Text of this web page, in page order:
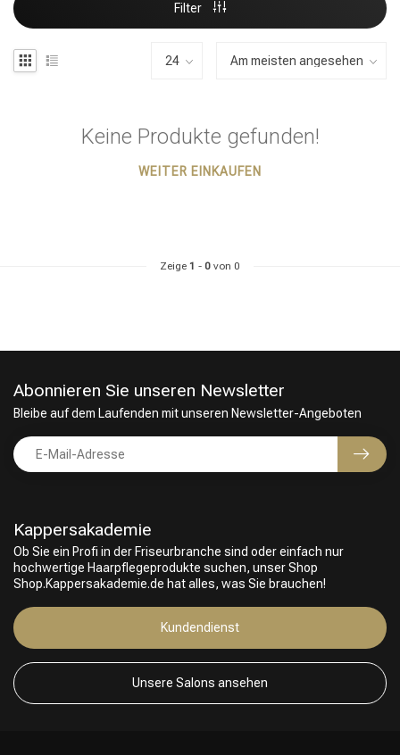
Filter
Keine Produkte gefunden!
WEITER EINKAUFEN
Zeige 1 - 0 von 0
Kappersakademie
Ob Sie ein Profi in der Friseurbranche sind oder einfach nur
hochwertige Haarpflegeprodukte suchen, unser Shop
Shop.Kappersakademie.de hat alles, was Sie brauchen!
Kundendienst
Unsere Salons ansehen
Abonnieren Sie unseren Newsletter
Bleibe auf dem Laufenden mit unseren Newsletter-Angeboten